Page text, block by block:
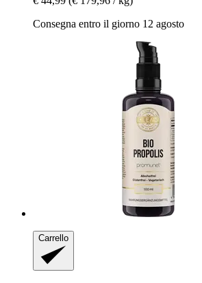
Consegna entro il giorno 12 agosto
Carrello